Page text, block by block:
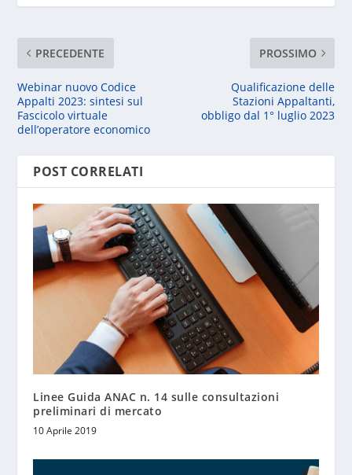
PRECEDENTE
Webinar nuovo Codice
Appalti 2023: sintesi sul
Fascicolo virtuale
dell’operatore economico
PROSSIMO
Qualificazione delle
Stazioni Appaltanti,
obbligo dal 1° luglio 2023
POST CORRELATI
Linee Guida ANAC n. 14 sulle consultazioni
preliminari di mercato
10 Aprile 2019